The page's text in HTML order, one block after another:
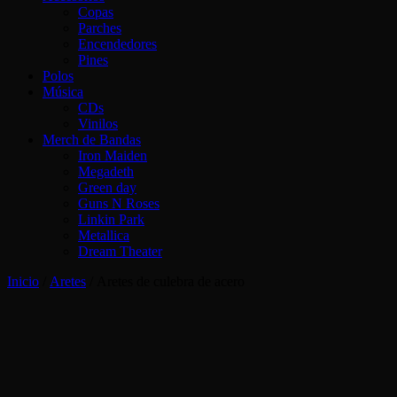
Copas
Parches
Encendedores
Pines
Polos
Música
CDs
Vinilos
Merch de Bandas
Iron Maiden
Megadeth
Green day
Guns N Roses
Linkin Park
Metallica
Dream Theater
Inicio
Aretes